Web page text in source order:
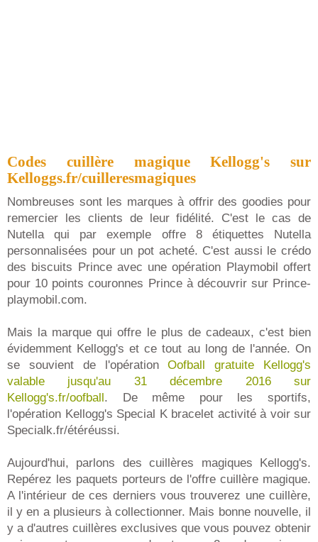
Codes cuillère magique Kellogg's sur
Kelloggs.fr/cuilleresmagiques
Nombreuses sont les marques à offrir des goodies pour
remercier les clients de leur fidélité. C'est le cas de
Nutella qui par exemple offre 8 étiquettes Nutella
personnalisées pour un pot acheté. C'est aussi le crédo
des biscuits Prince avec une opération Playmobil offert
pour 10 points couronnes Prince à découvrir sur Prince-
playmobil.com.
Mais la marque qui offre le plus de cadeaux, c'est bien
évidemment Kellogg's et ce tout au long de l'année. On
se souvient de l'opérationOofball gratuite Kellogg's
valable jusqu'au 31 décembre 2016 sur
Kellogg's.fr/oofball. De même pour les sportifs,
l'opération Kellogg's Special K bracelet activité à voir sur
Specialk.fr/étéréussi.
Aujourd'hui, parlons des cuillères magiques Kellogg's.
Repérez les paquets porteurs de l'offre cuillère magique.
A l'intérieur de ces derniers vous trouverez une cuillère,
il y en a plusieurs à collectionner. Mais bonne nouvelle, il
y a d'autres cuillères exclusives que vous pouvez obtenir